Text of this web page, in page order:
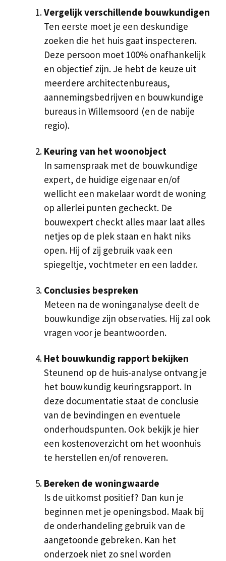
Vergelijk verschillende bouwkundigen
Ten eerste moet je een deskundige
zoeken die het huis gaat inspecteren.
Deze persoon moet 100% onafhankelijk
en objectief zijn. Je hebt de keuze uit
meerdere architectenbureaus,
aannemingsbedrijven en bouwkundige
bureaus in Willemsoord (en de nabije
regio).
Keuring van het woonobject
In samenspraak met de bouwkundige
expert, de huidige eigenaar en/of
wellicht een makelaar wordt de woning
op allerlei punten gecheckt. De
bouwexpert checkt alles maar laat alles
netjes op de plek staan en hakt niks
open. Hij of zij gebruik vaak een
spiegeltje, vochtmeter en een ladder.
Conclusies bespreken
Meteen na de woninganalyse deelt de
bouwkundige zijn observaties. Hij zal ook
vragen voor je beantwoorden.
Het bouwkundig rapport bekijken
Steunend op de huis-analyse ontvang je
het bouwkundig keuringsrapport. In
deze documentatie staat de conclusie
van de bevindingen en eventuele
onderhoudspunten. Ook bekijk je hier
een kostenoverzicht om het woonhuis
te herstellen en/of renoveren.
Bereken de woningwaarde
Is de uitkomst positief? Dan kun je
beginnen met je openingsbod. Maak bij
de onderhandeling gebruik van de
aangetoonde gebreken. Kan het
onderzoek niet zo snel worden